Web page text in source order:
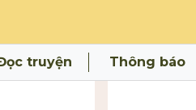
truyện Thông báo